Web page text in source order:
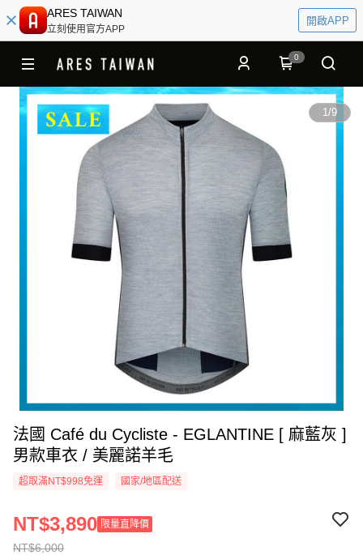
ARES TAIWAN
立刻使用官方APP
開啟APP
0
1/9
法國 Café du Cycliste - EGLANTINE [ 麻藍灰 ]
男款車衣 / 美麗諾羊毛
超取滿NT$998免運 國家/地區配送
NT$6,000
NT$3,890 限量直降價